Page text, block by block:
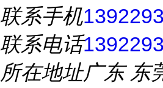
联系手机
联系电话
所在地址广东 东